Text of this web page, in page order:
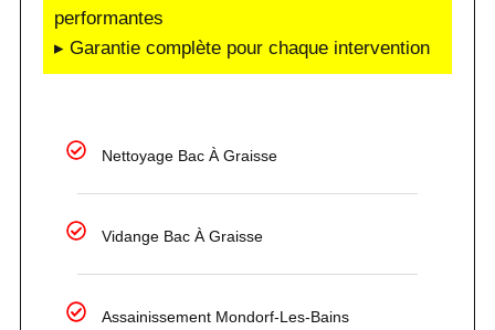
performantes
▸ Garantie complète pour chaque intervention
Nettoyage Bac À Graisse
Vidange Bac À Graisse
Assainissement Mondorf-Les-Bains